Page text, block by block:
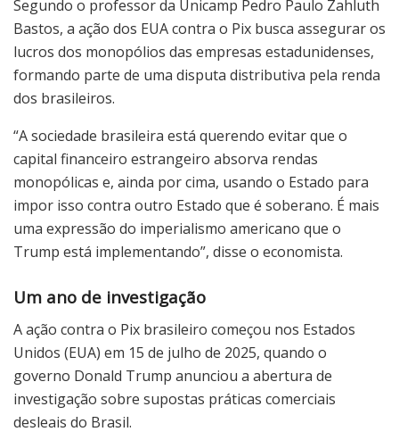
Segundo o professor da Unicamp Pedro Paulo Zahluth
Bastos, a ação dos EUA contra o Pix busca assegurar os
lucros dos monopólios das empresas estadunidenses,
formando parte de uma disputa distributiva pela renda
dos brasileiros.
“A sociedade brasileira está querendo evitar que o
capital financeiro estrangeiro absorva rendas
monopólicas e, ainda por cima, usando o Estado para
impor isso contra outro Estado que é soberano. É mais
uma expressão do imperialismo americano que o
Trump está implementando”, disse o economista.
Um ano de investigação
A ação contra o Pix brasileiro começou nos Estados
Unidos (EUA) em 15 de julho de 2025, quando o
governo Donald Trump anunciou a abertura de
investigação sobre supostas práticas comerciais
desleais do Brasil.